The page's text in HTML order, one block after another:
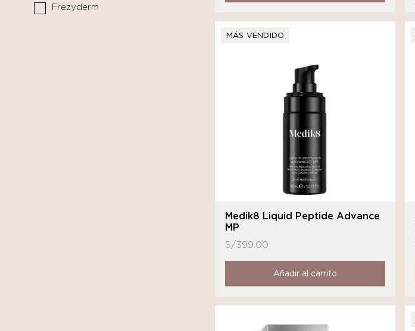
Frezyderm
MÁS VENDIDO
Medik8 Liquid Peptide Advance
MP
S/399.00
Añadir al carrito